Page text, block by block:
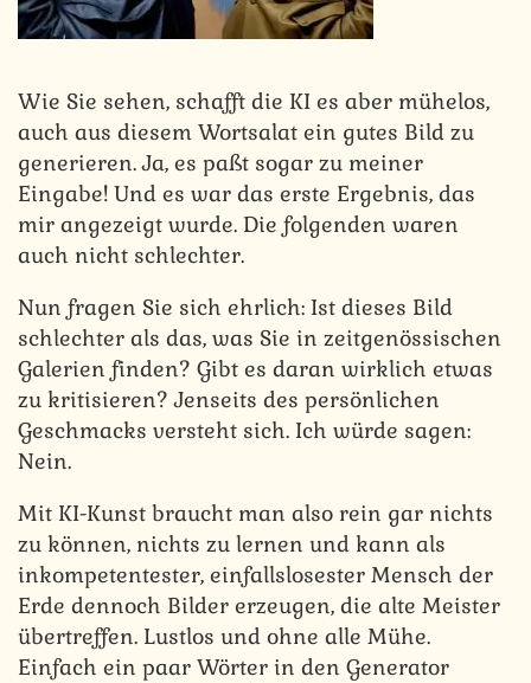
Wie Sie sehen, schafft die KI es aber mühelos,
auch aus diesem Wortsalat ein gutes Bild zu
generieren. Ja, es paßt sogar zu meiner
Eingabe! Und es war das erste Ergebnis, das
mir angezeigt wurde. Die folgenden waren
auch nicht schlechter.
Nun fragen Sie sich ehrlich: Ist dieses Bild
schlechter als das, was Sie in zeitgenössischen
Galerien finden? Gibt es daran wirklich etwas
zu kritisieren? Jenseits des persönlichen
Geschmacks versteht sich. Ich würde sagen:
Nein.
Mit KI-Kunst braucht man also rein gar nichts
zu können, nichts zu lernen und kann als
inkompetentester, einfallslosester Mensch der
Erde dennoch Bilder erzeugen, die alte Meister
übertreffen. Lustlos und ohne alle Mühe.
Einfach ein paar Wörter in den Generator